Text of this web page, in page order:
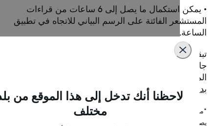
• يمكن استكمال ما يصل إلى 6 ساعات من قراءات
الفائتة على الرسم البياني للاتجاه في تطبيق
اللاصقة ثابتة لفترة أطول إذا تم الحفاظ عليها
لمزيد من التفاصيل، انتقل إلى قسم لاصقة
في فصل استكشاف الأخطاء وإصلاحها
المستخدم
*مستشعر Dexcom G7 مقاوم للماء ويمكن غمره تحت الماء بعمق
لاحظنا أنك تدخل إلى هذا الموقع من بلد
مختلف